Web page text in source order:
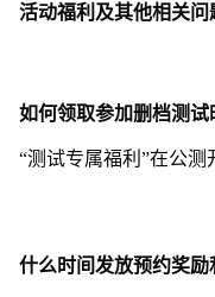
活动福利及其他相关问
如何领取参加删档测试
“测试专属福利”在公测
什么时间发放预约奖励